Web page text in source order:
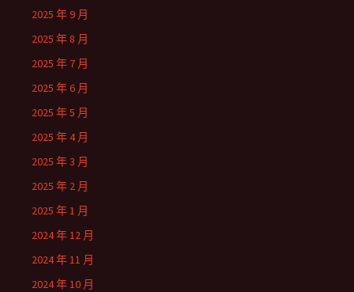
2025 年 9 月
2025 年 8 月
2025 年 7 月
2025 年 6 月
2025 年 5 月
2025 年 4 月
2025 年 3 月
2025 年 2 月
2025 年 1 月
2024 年 12 月
2024 年 11 月
2024 年 10 月